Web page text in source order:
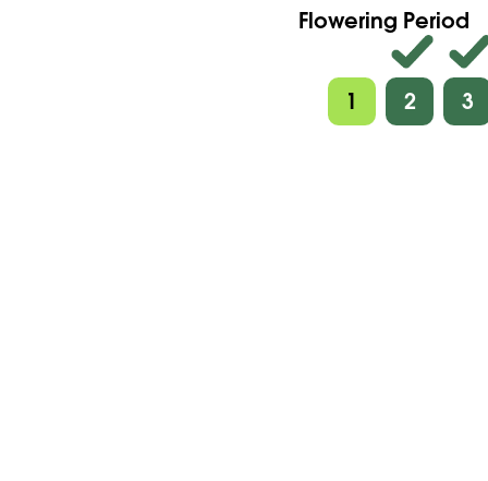
Flowering Period
1 2 3